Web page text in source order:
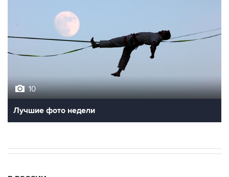
Лучшие фото недели